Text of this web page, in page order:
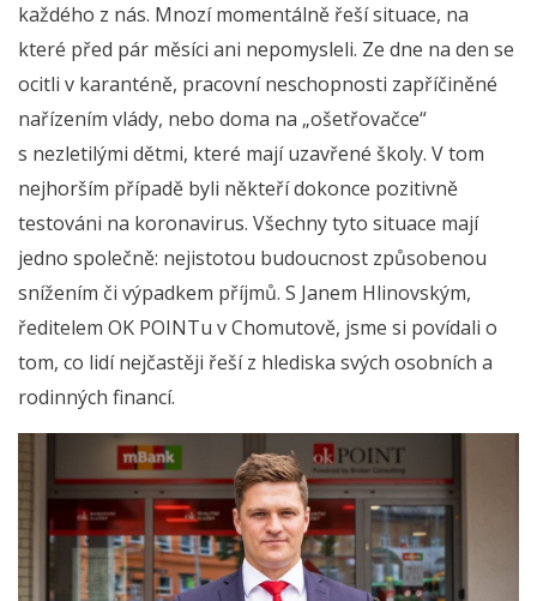
každého z nás. Mnozí momentálně řeší situace, na
které před pár měsíci ani nepomysleli. Ze dne na den se
ocitli v karanténě, pracovní neschopnosti zapříčiněné
nařízením vlády, nebo doma na „ošetřovačce“
s nezletilými dětmi, které mají uzavřené školy. V tom
nejhorším případě byli někteří dokonce pozitivně
testováni na koronavirus. Všechny tyto situace mají
jedno společně: nejistotou budoucnost způsobenou
snížením či výpadkem příjmů. S Janem Hlinovským,
ředitelem OK POINTu v Chomutově, jsme si povídali o
tom, co lidí nejčastěji řeší z hlediska svých osobních a
rodinných financí.